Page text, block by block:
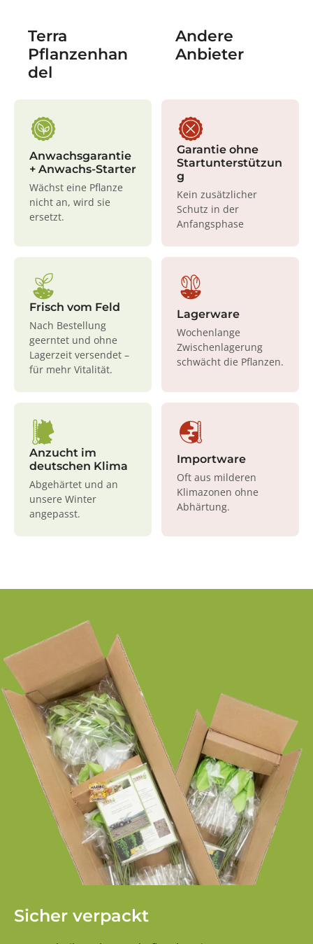
Terra
Pflanzenhan
del
Andere
Anbieter
Anwachsgarantie
+ Anwachs-Starter
Wächst eine Pflanze
nicht an, wird sie
ersetzt.
Garantie ohne
Startunterstützun
g
Kein zusätzlicher
Schutz in der
Anfangsphase
Frisch vom Feld
Nach Bestellung
geerntet und ohne
Lagerzeit versendet –
für mehr Vitalität.
Lagerware
Wochenlange
Zwischenlagerung
schwächt die Pflanzen.
Anzucht im
deutschen Klima
Abgehärtet und an
unsere Winter
angepasst.
Importware
Oft aus milderen
Klimazonen ohne
Abhärtung.
Sicher verpackt